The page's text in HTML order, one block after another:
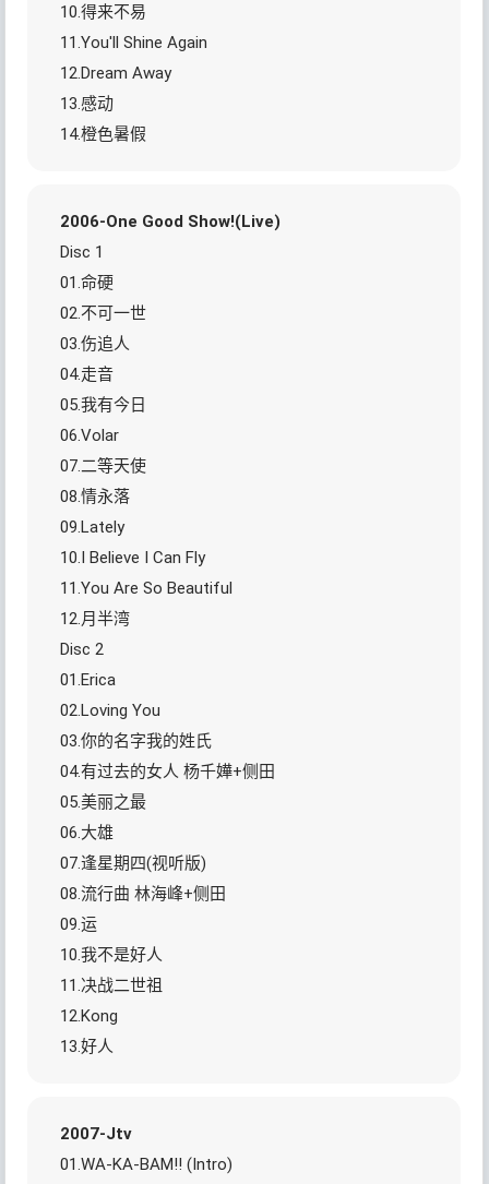
10.得来不易
11.You'll Shine Again
12.Dream Away
13.感动
14.橙色暑假
2006-One Good Show!(Live)
Disc 1
01.命硬
02.不可一世
03.伤追人
04.走音
05.我有今日
06.Volar
07.二等天使
08.情永落
09.Lately
10.I Believe I Can Fly
11.You Are So Beautiful
12.月半湾
Disc 2
01.Erica
02.Loving You
03.你的名字我的姓氏
04.有过去的女人 杨千嬅+侧田
05.美丽之最
06.大雄
07.逢星期四(视听版)
08.流行曲 林海峰+侧田
09.运
10.我不是好人
11.决战二世祖
12.Kong
13.好人
2007-Jtv
01.WA-KA-BAM!! (Intro)